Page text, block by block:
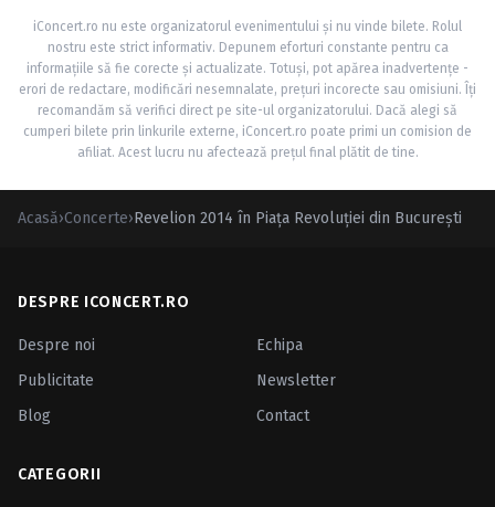
iConcert.ro nu este organizatorul evenimentului și nu vinde bilete. Rolul
nostru este strict informativ. Depunem eforturi constante pentru ca
informațiile să fie corecte și actualizate. Totuși, pot apărea inadvertențe -
erori de redactare, modificări nesemnalate, prețuri incorecte sau omisiuni. Îți
recomandăm să verifici direct pe site-ul organizatorului. Dacă alegi să
cumperi bilete prin linkurile externe, iConcert.ro poate primi un comision de
afiliat. Acest lucru nu afectează prețul final plătit de tine.
Acasă›Concerte›Revelion 2014 în Piaţa Revoluţiei din Bucureşti
DESPRE ICONCERT.RO
Despre noi
Echipa
Publicitate
Newsletter
Blog
Contact
CATEGORII